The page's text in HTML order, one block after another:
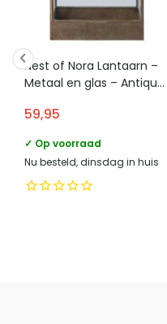
Materiaal onderstel
Bevat wieltjes
naam verantwoordelijke
marktdeelnemer in de eu
marktdeelnemer in de eu
eettafels, banken, dressoirs,
Nest of Nora Lantaarn –
Metaal en glas – Antique
59,95
✓ Op voorraad
Nu besteld, dinsdag in huis